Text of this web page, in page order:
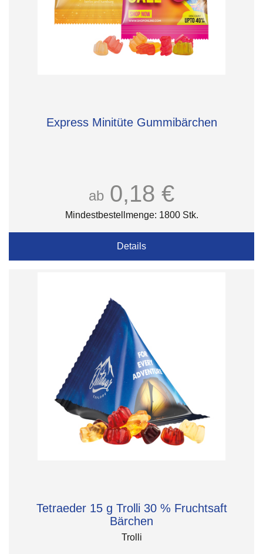
Express Minitüte Gummibärchen
ab 0,18 €
Mindestbestellmenge: 1800 Stk.
Details
Tetraeder 15 g Trolli 30 % Fruchtsaft
Bärchen
Trolli